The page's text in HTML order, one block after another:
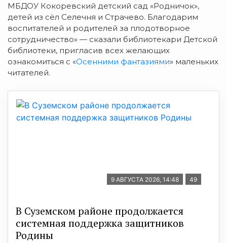
МБДОУ Кокоревский детский сад «Родничок»,
детей из сёл Селечня и Страчево. Благодарим
воспитателей и родителей за плодотворное
сотрудничество» — сказали библиотекари Детской
библиотеки, пригласив всех желающих
ознакомиться с «Осенними фантазиями» маленьких
читателей.
9 АВГУСТА 2026, 14:48 49
В Суземском районе продолжается
системная поддержка защитников
Родины